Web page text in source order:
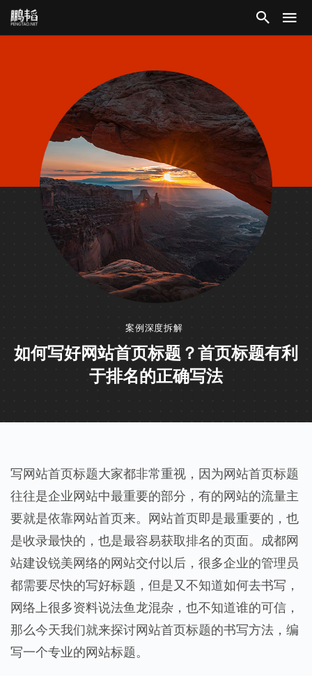
案例深度拆解
如何写好网站首页标题？首页标题有利
于排名的正确写法
写网站首页标题大家都非常重视，因为网站首页标题
往往是企业网站中最重要的部分，有的网站的流量主
要就是依靠网站首页来。网站首页即是最重要的，也
是收录最快的，也是最容易获取排名的页面。成都网
站建设锐美网络的网站交付以后，很多企业的管理员
都需要尽快的写好标题，但是又不知道如何去书写，
网络上很多资料说法鱼龙混杂，也不知道谁的可信，
那么今天我们就来探讨网站首页标题的书写方法，编
写一个专业的网站标题。